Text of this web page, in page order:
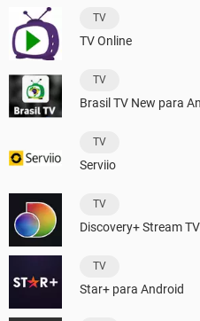
TV
TV Online
TV
Brasil TV New para
TV
Serviio
TV
Discovery+ Stream
TV
Star+ para Android